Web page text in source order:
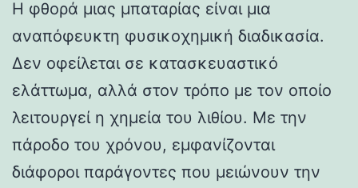
Η φθορά μιας μπαταρίας είναι μια
αναπόφευκτη φυσικοχημική διαδικασία.
Δεν οφείλεται σε κατασκευαστικό
ελάττωμα, αλλά στον τρόπο με τον οποίο
λειτουργεί η χημεία του λιθίου. Με την
πάροδο του χρόνου, εμφανίζονται
διάφοροι παράγοντες που μειώνουν την